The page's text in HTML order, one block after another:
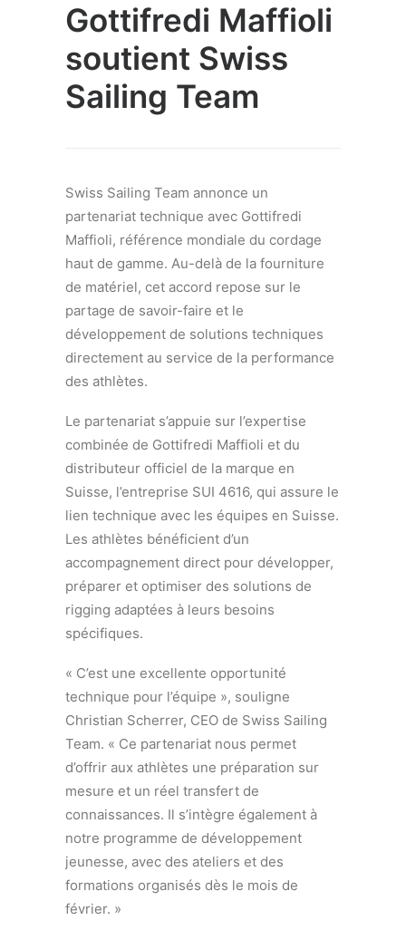
Gottifredi Maffioli
soutient Swiss
Sailing Team
Swiss Sailing Team annonce un
partenariat technique avec Gottifredi
Maffioli, référence mondiale du cordage
haut de gamme. Au-delà de la fourniture
de matériel, cet accord repose sur le
partage de savoir-faire et le
développement de solutions techniques
directement au service de la performance
des athlètes.
Le partenariat s’appuie sur l’expertise
combinée de Gottifredi Maffioli et du
distributeur officiel de la marque en
Suisse, l’entreprise SUI 4616, qui assure le
lien technique avec les équipes en Suisse.
Les athlètes bénéficient d’un
accompagnement direct pour développer,
préparer et optimiser des solutions de
rigging adaptées à leurs besoins
spécifiques.
« C’est une excellente opportunité
technique pour l’équipe », souligne
Christian Scherrer, CEO de Swiss Sailing
Team. « Ce partenariat nous permet
d’offrir aux athlètes une préparation sur
mesure et un réel transfert de
connaissances. Il s’intègre également à
notre programme de développement
jeunesse, avec des ateliers et des
formations organisés dès le mois de
février. »